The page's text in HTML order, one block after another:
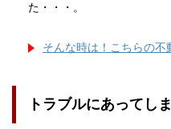
た・・・。
そんな時は！こちらの不
トラブルにあってし